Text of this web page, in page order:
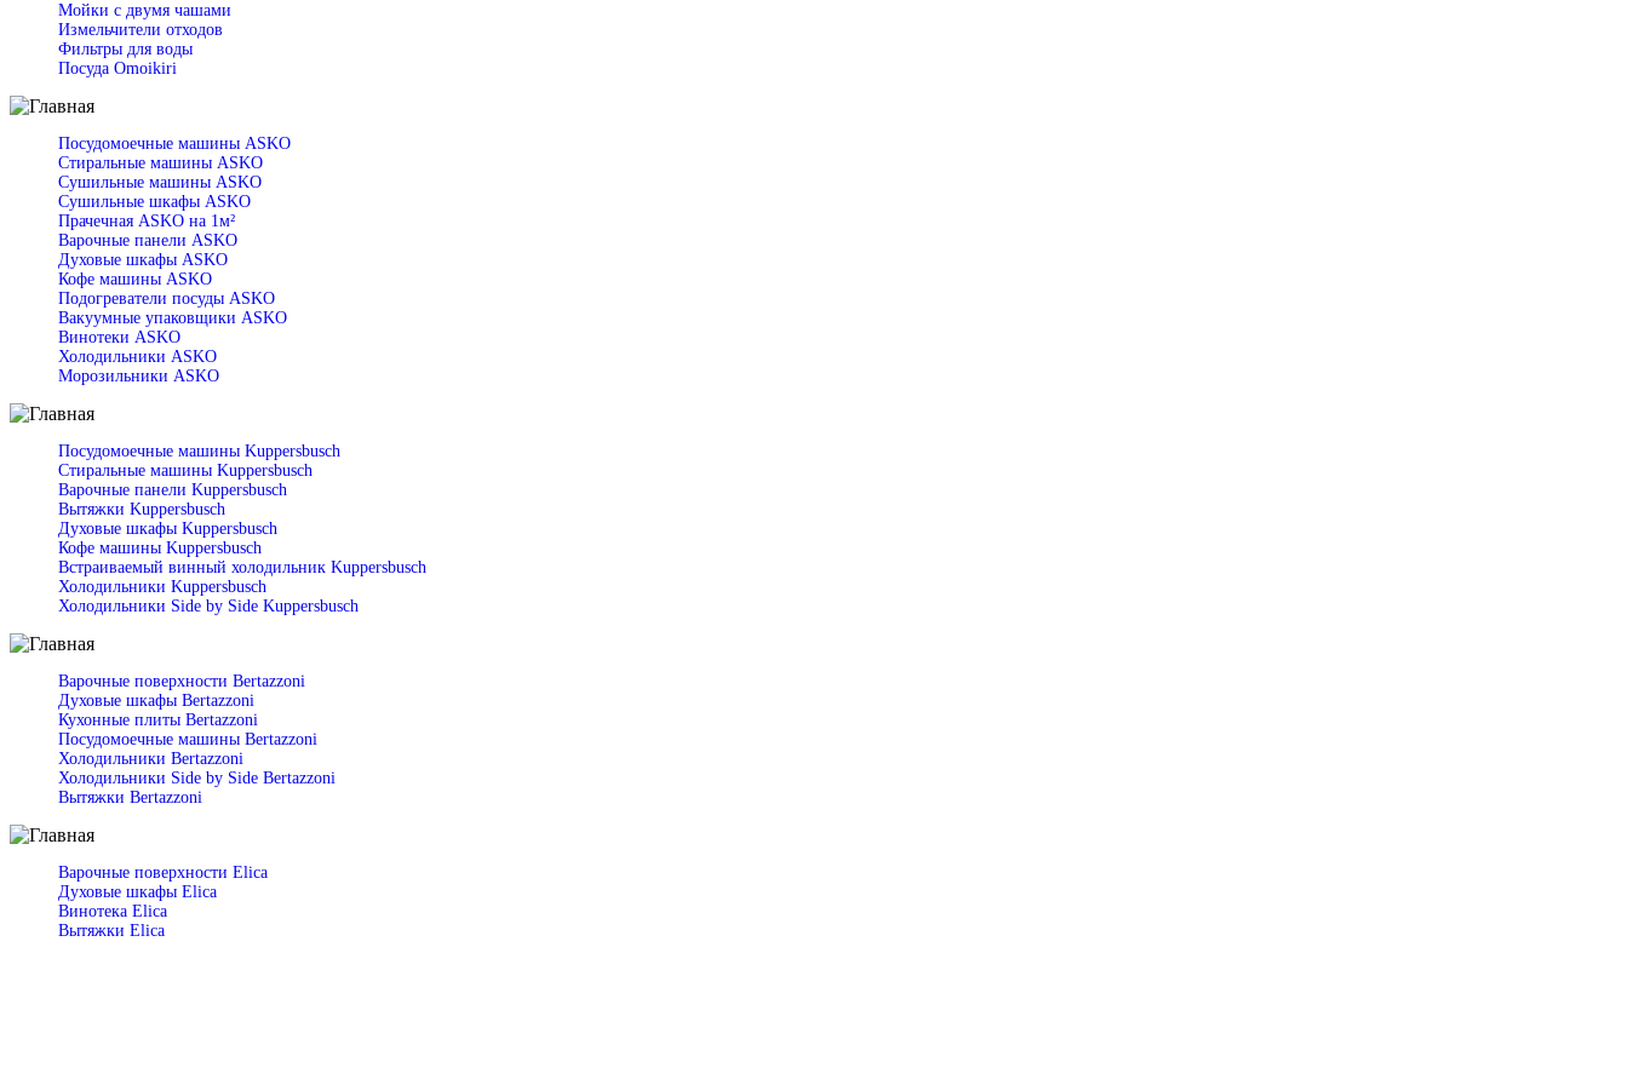
Мойки с двумя чашами
Измельчители отходов
Фильтры для воды
Посуда Omoikiri
Посудомоечные машины ASKO
Стиральные машины ASKO
Сушильные машины ASKO
Сушильные шкафы ASKO
Прачечная ASKO на 1м²
Варочные панели ASKO
Духовые шкафы ASKO
Кофе машины ASKO
Подогреватели посуды ASKO
Вакуумные упаковщики ASKO
Винотеки ASKO
Холодильники ASKO
Морозильники ASKO
Посудомоечные машины Kuppersbusch
Стиральные машины Kuppersbusch
Варочные панели Kuppersbusch
Вытяжки Kuppersbusch
Духовые шкафы Kuppersbusch
Кофе машины Kuppersbusch
Встраиваемый винный холодильник Kuppersbusch
Холодильники Kuppersbusch
Холодильники Side by Side Kuppersbusch
Варочные поверхности Bertazzoni
Духовые шкафы Bertazzoni
Кухонные плиты Bertazzoni
Посудомоечные машины Bertazzoni
Холодильники Bertazzoni
Холодильники Side by Side Bertazzoni
Вытяжки Bertazzoni
Варочные поверхности Elica
Духовые шкафы Elica
Винотека Elica
Вытяжки Elica